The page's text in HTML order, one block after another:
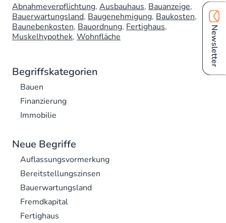
Abnahmeverpflichtung Ausbauhaus Bauanzeige
Bauerwartungsland Baugenehmigung Baukosten
Baunebenkosten Bauordnung Fertighaus
Muskelhypothek Wohnfläche
Begriffskategorien
Bauen
Finanzierung
Immobilie
Neue Begriffe
Auflassungsvormerkung
Bereitstellungszinsen
Bauerwartungsland
Fremdkapital
Fertighaus
Newsletter